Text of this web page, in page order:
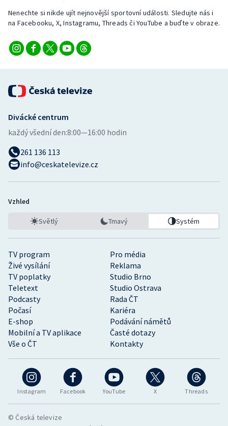
Nenechte si nikde ujít nejnovější sportovní události. Sledujte nás i
na Facebooku, X, Instagramu, Threads či YouTube a buďte v obraze.
Instagram Facebook YouTube X Threads
TV program
Pro média
Živé vysílání
Reklama
TV poplatky
Studio Brno
Teletext
Studio Ostrava
Podcasty
Rada ČT
Počasí
Kariéra
E-shop
Podávání námětů
Mobilní a TV aplikace
Časté dotazy
Vše o ČT
Kontakty
Divácké centrum
každý všední den:8:00—16:00 hodin
261 136 113
info@ceskatelevize.cz
Vzhled
Světlý Tmavý Systém
© Česká televize